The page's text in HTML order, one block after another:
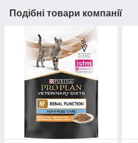
Подібні товари компанії